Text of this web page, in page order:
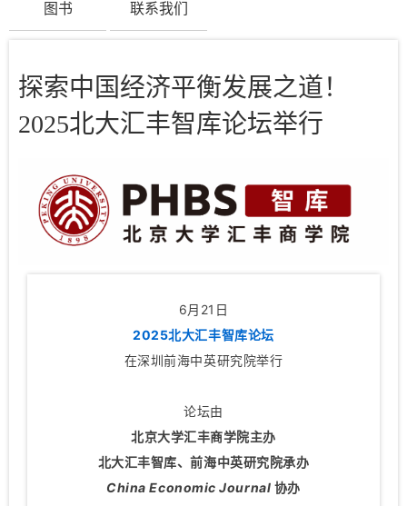
图书 联系我们
探索中国经济平衡发展之道！
2025北大汇丰智库论坛举行
6月21日
2025北大汇丰智库论坛
在深圳前海中英研究院举行
论坛由
北京大学汇丰商学院主办
北大汇丰智库、前海中英研究院承办
China Economic Journal 协办